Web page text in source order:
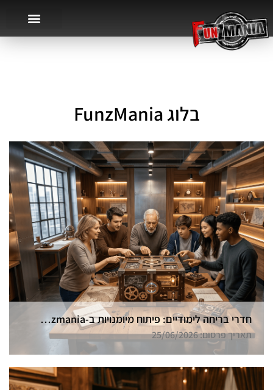
בלוג FunzMania
חדרי בריחה לימודיים: פיתוח מיומנויות ב-Funzmania
תאריך פרסום: 25/06/2026